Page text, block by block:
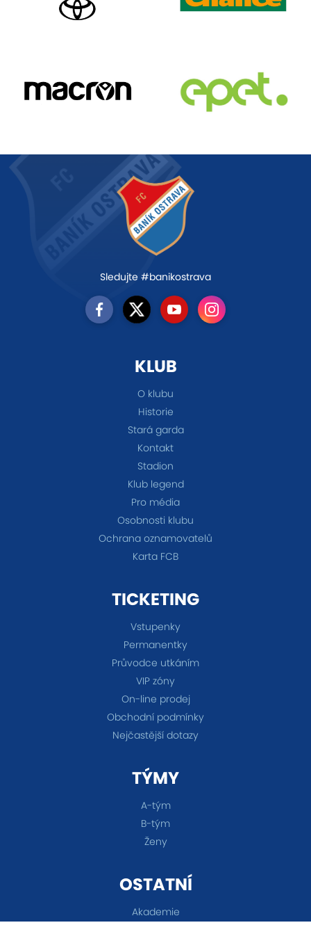
Sledujte #banikostrava
KLUB
O klubu
Historie
Stará garda
Kontakt
Stadion
Klub legend
Pro média
Osobnosti klubu
Ochrana oznamovatelů
Karta FCB
TICKETING
Vstupenky
Permanentky
Průvodce utkáním
VIP zóny
On-line prodej
Obchodní podmínky
Nejčastější dotazy
TÝMY
A-tým
B-tým
Ženy
OSTATNÍ
Akademie